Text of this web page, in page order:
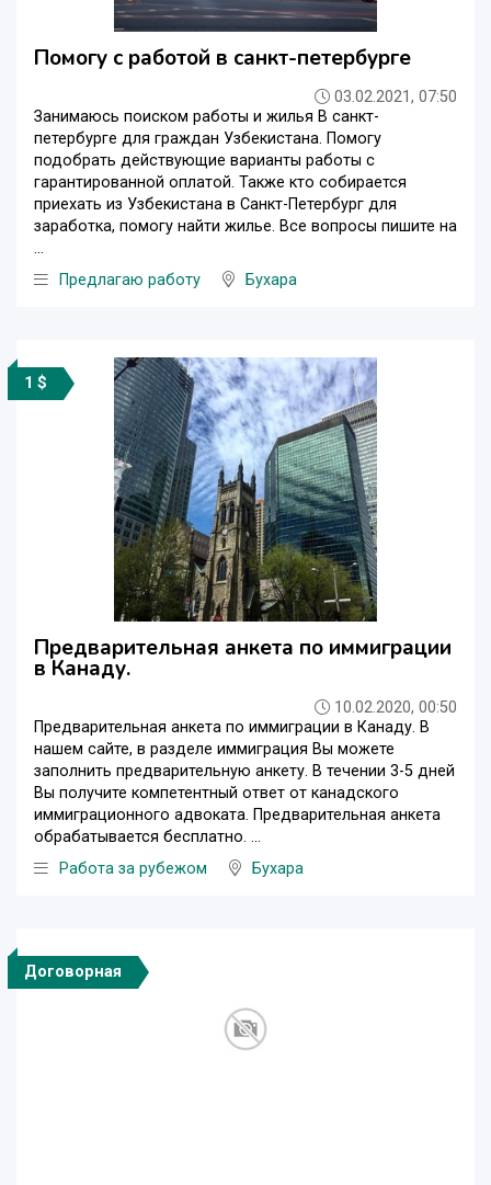
Помогу с работой в санкт-петербурге
03.02.2021, 07:50
Занимаюсь поиском работы и жилья В санкт-
петербурге для граждан Узбекистана. Помогу
подобрать действующие варианты работы с
гарантированной оплатой. Также кто собирается
приехать из Узбекистана в Санкт-Петербург для
заработка, помогу найти жилье. Все вопросы пишите на
...
Предлагаю работу
Бухара
1 $
Предварительная анкета по иммиграции
в Канаду.
10.02.2020, 00:50
Предварительная анкета по иммиграции в Канаду. В
нашем сайте, в разделе иммиграция Вы можете
заполнить предварительную анкету. В течении 3-5 дней
Вы получите компетентный ответ от канадского
иммиграционного адвоката. Предварительная анкета
обрабатывается бесплатно. ...
Работа за рубежом
Бухара
Договорная